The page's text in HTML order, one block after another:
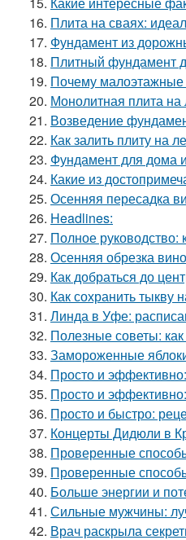
16. Плита на сваях:
17. Фундамент из
18. Плитный фундамент
19. Почему малоэтажные
20. Монолитная плита
21. Возведение
22. Как залить плиту на
23. Фундамент для дома
24. Какие из
25. Осенняя пересадка
26. Headlines:
27. Полное руководство:
28. Осенняя обрезка
29. Как добраться до
30. Как сохранить
31. Линда в Уфе:
32. Полезные советы:
33. Замороженные
34. Просто и
35. Просто и
36. Просто и быстро:
37. Концерты Дидюли в
38. Проверенные
39. Проверенные
40. Больше энергии и
41. Сильные мужчины:
42. Врач раскрыла